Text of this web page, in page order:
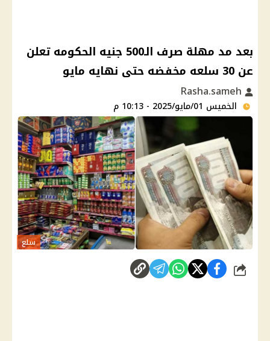
بعد مد مهلة صرف الـ500 جنيه الحكومه تعلن
عن 30 سلعه مخفضه حتى نهايه مايو
الخميس 01/مايو/2025 - 10:13 م
سلع
شارك